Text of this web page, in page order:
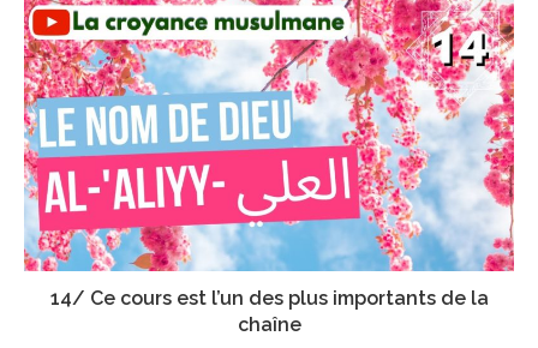
14/ Ce cours est l’un des plus importants de la
chaîne